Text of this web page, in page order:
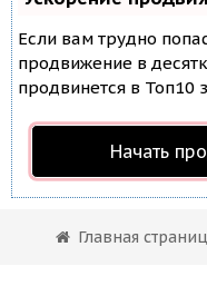
Если вам трудно
продвижение в
продвинется в Топ10
Начать
Главная